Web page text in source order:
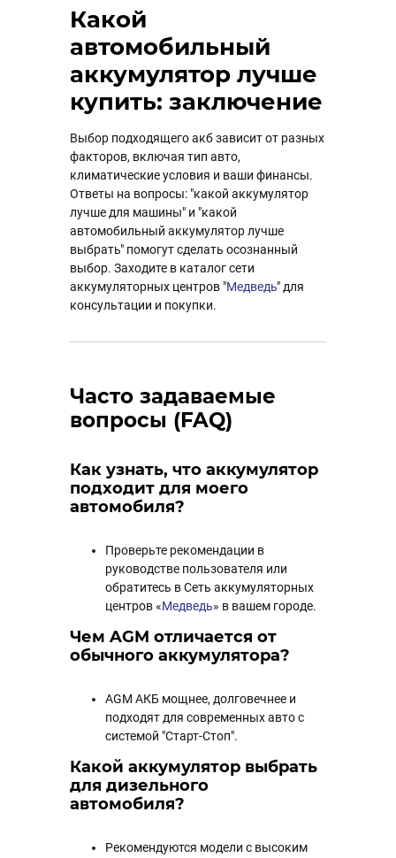
Какой
автомобильный
аккумулятор лучше
купить: заключение
Выбор подходящего акб зависит от разных
факторов, включая тип авто,
климатические условия и ваши финансы.
Ответы на вопросы: "какой аккумулятор
лучше для машины" и "какой
автомобильный аккумулятор лучше
выбрать" помогут сделать осознанный
выбор. Заходите в каталог сети
аккумуляторных центров "Медведь" для
консультации и покупки.
Часто задаваемые
вопросы (FAQ)
Как узнать, что аккумулятор
подходит для моего
автомобиля?
Проверьте рекомендации в
руководстве пользователя или
обратитесь в Сеть аккумуляторных
центров «Медведь» в вашем городе.
Чем AGM отличается от
обычного аккумулятора?
AGM АКБ мощнее, долговечнее и
подходят для современных авто с
системой "Старт-Стоп".
Какой аккумулятор выбрать
для дизельного
автомобиля?
Рекомендуются модели с высоким